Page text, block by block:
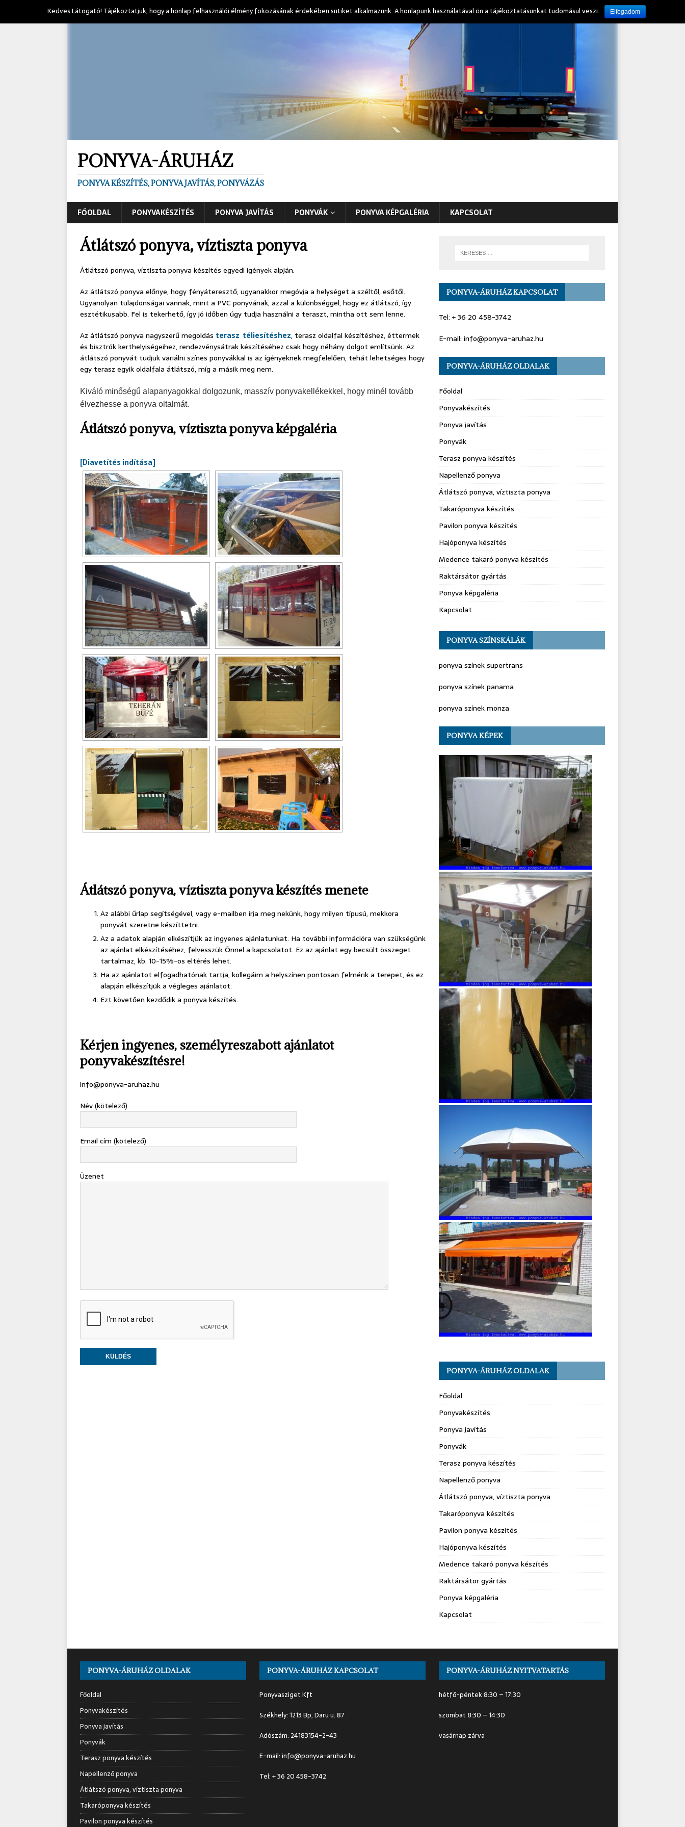
PONYVA-ÁRUHÁZ
PONYVA KÉSZÍTÉS, PONYVA JAVÍTÁS, PONYVÁZÁS
FŐOLDAL PONYVAKÉSZÍTÉS PONYVA JAVÍTÁS PONYVÁK PONYVA KÉPGALÉRIA KAPCSOLAT
Átlátszó ponyva, víztiszta ponyva
Átlátszó ponyva, víztiszta ponyva készítés egyedi igények alpján.
Az átlátszó ponyva előnye, hogy fényáteresztő, ugyanakkor megóvja a helységet a széltől, esőtől.
Ugyanolyan tulajdonságai vannak, mint a PVC ponyvának, azzal a különbséggel, hogy ez átlátszó, így
esztétikusabb. Fel is tekerhető, így jó időben úgy tudja használni a teraszt, mintha ott sem lenne.
Az átlátszó ponyva nagyszerű megoldás terasz téliesítéshez, terasz oldalfal készítéshez, éttermek
és bisztrók kerthelyiségeihez, rendezvénysátrak készítéséhez csak hogy néhány dolgot említsünk. Az
átlátszó ponyvát tudjuk variálni színes ponyvákkal is az ígényeknek megfelelően, tehát lehetséges hogy
egy terasz egyik oldalfala átlátszó, míg a másik meg nem.
Kiváló minőségű alapanyagokkal dolgozunk, masszív ponyvakellékekkel, hogy minél tovább
élvezhesse a ponyva oltalmát.
Átlátszó ponyva, víztiszta ponyva képgaléria
[Diavetítés indítása]
Átlátszó ponyva, víztiszta ponyva készítés menete
Az alábbi űrlap segítségével, vagy e-mailben írja meg nekünk, hogy milyen típusú, mekkora
ponyvát szeretne készíttetni.
Az a adatok alapján elkészítjük az ingyenes ajánlatunkat. Ha további információra van szükségünk
az ajánlat elkészítéséhez, felvesszük Önnel a kapcsolatot. Ez az ajánlat egy becsült összeget
tartalmaz, kb. 10-15%-os eltérés lehet.
Ha az ajánlatot elfogadhatónak tartja, kollegáim a helyszínen pontosan felmérik a terepet, és ez
alapján elkészítjük a végleges ajánlatot.
Ezt követően kezdődik a ponyva készítés.
Kérjen ingyenes, személyreszabott ajánlatot
ponyvakészítésre!
info@ponyva-aruhaz.hu
Név (kötelező)
Email cím (kötelező)
Üzenet
PONYVA-ÁRUHÁZ KAPCSOLAT
Tel: + 36 20 458-3742
E-mail: info@ponyva-aruhaz.hu
PONYVA-ÁRUHÁZ OLDALAK
Főoldal
Ponyvakészítés
Ponyva javítás
Ponyvák
Terasz ponyva készítés
Napellenző ponyva
Átlátszó ponyva, víztiszta ponyva
Takaróponyva készítés
Pavilon ponyva készítés
Hajóponyva készítés
Medence takaró ponyva készítés
Raktársátor gyártás
Ponyva képgaléria
Kapcsolat
PONYVA SZÍNSKÁLÁK
ponyva színek supertrans
ponyva színek panama
ponyva színek monza
PONYVA KÉPEK
PONYVA-ÁRUHÁZ OLDALAK
Főoldal
Ponyvakészítés
Ponyva javítás
Ponyvák
Terasz ponyva készítés
Napellenző ponyva
Átlátszó ponyva, víztiszta ponyva
Takaróponyva készítés
Pavilon ponyva készítés
Hajóponyva készítés
Medence takaró ponyva készítés
Raktársátor gyártás
Ponyva képgaléria
Kapcsolat
PONYVA-ÁRUHÁZ OLDALAK
Főoldal
Ponyvakészítés
Ponyva javítás
Ponyvák
Terasz ponyva készítés
Napellenző ponyva
Átlátszó ponyva, víztiszta ponyva
Takaróponyva készítés
Pavilon ponyva készítés
PONYVA-ÁRUHÁZ KAPCSOLAT
Ponyvasziget Kft
Székhely: 1213 Bp, Daru u. 87
Adószám: 24183154-2-43
E-mail: info@ponyva-aruhaz.hu
Tel: + 36 20 458-3742
PONYVA-ÁRUHÁZ NYITVATARTÁS
hétfő-péntek 8:30 – 17:30
szombat 8:30 – 14:30
vasárnap zárva
Kedves Látogató! Tájékoztatjuk, hogy a honlap felhasználói élmény fokozásának érdekében sütiket alkalmazunk. A honlapunk használatával ön a tájékoztatásunkat tudomásul veszi. Elfogadom